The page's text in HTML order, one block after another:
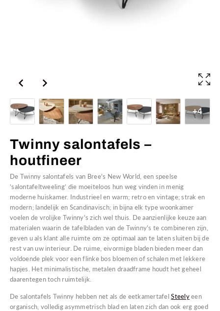
+4
Twinny salontafels –
houtfineer
De Twinny salontafels van Bree's New World, een speelse
‘salontafeltweeling’ die moeiteloos hun weg vinden in menig
moderne huiskamer. Industrieel en warm; retro en vintage; strak en
modern; landelijk en Scandinavisch; in bijna elk type woonkamer
voelen de vrolijke Twinny's zich wel thuis. De aanzienlijke keuze aan
materialen waarin de tafelbladen van de Twinny's te combineren zijn,
geven u als klant alle ruimte om ze optimaal aan te laten sluiten bij de
rest van uw interieur. De ruime, eivormige bladen bieden meer dan
voldoende plek voor een flinke bos bloemen of schalen met lekkere
hapjes. Het minimalistische, metalen draadframe houdt het geheel
daarentegen toch ruimtelijk.
De salontafels Twinny hebben net als de eetkamertafelSteelyeen
organisch, volledig asymmetrisch blad en laten zich dan ook erg goed